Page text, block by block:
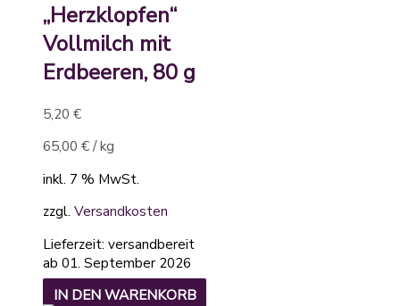
„Herzklopfen“
Vollmilch mit
Erdbeeren, 80 g
5,20 €
65,00 €/kg
inkl. 7 % MwSt.
zzgl. Versandkosten
Lieferzeit: versandbereit
ab 01. September 2026
IN DEN WARENKORB